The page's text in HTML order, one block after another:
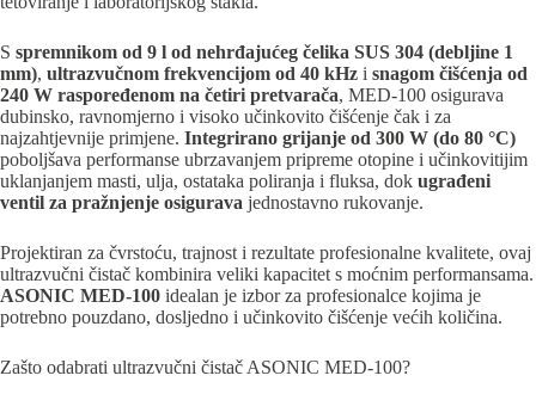
S spremnikom od 9 l od nehrđajućeg čelika SUS 304 (debljine 1
mm), ultrazvučnom frekvencijom od 40 kHz i snagom čišćenja od
240 W raspoređenom na četiri pretvarača, MED-100 osigurava
dubinsko, ravnomjerno i visoko učinkovito čišćenje čak i za
najzahtjevnije primjene. Integrirano grijanje od 300 W (do 80 °C)
poboljšava performanse ubrzavanjem pripreme otopine i učinkovitijim
uklanjanjem masti, ulja, ostataka poliranja i fluksa, dok ugrađeni
ventil za pražnjenje osigurava jednostavno rukovanje.
Projektiran za čvrstoću, trajnost i rezultate profesionalne kvalitete, ovaj
ultrazvučni čistač kombinira veliki kapacitet s moćnim performansama.
ASONIC MED-100 idealan je izbor za profesionalce kojima je
potrebno pouzdano, dosljedno i učinkovito čišćenje većih količina.
Zašto odabrati ultrazvučni čistač ASONIC MED-100?